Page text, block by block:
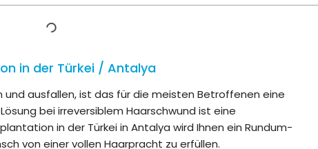
in der Türkei / Antalya
ausfallen, ist das für die meisten Betroffenen eine
bei irreversiblem Haarschwund ist eine
in der Türkei in Antalya wird Ihnen ein Rundum-
von einer vollen Haarpracht zu erfüllen.